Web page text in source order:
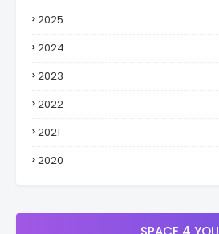
2025
2024
2023
2022
2021
2020